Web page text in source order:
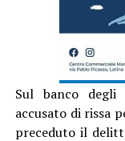
Sul banco degli
accusato di rissa
preceduto il